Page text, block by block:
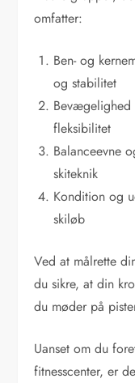
omfatter:
Ben- og
og stabilitet
fleksibilitet
Balanceevne
skiteknik
Kondition og
skiløb
Ved at målrette
du sikre, at din
du møder på
Uanset om du
fitnesscenter, er